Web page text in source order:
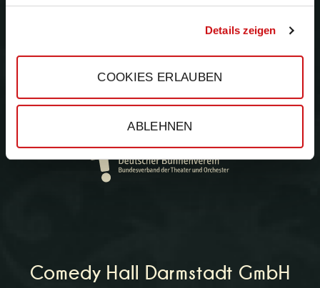
Details zeigen
COOKIES ERLAUBEN
ABLEHNEN
s
e
Comedy Hall Darmstadt GmbH